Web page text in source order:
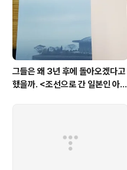
그들은 왜 3년 후에 돌아오겠다고
했을까. <조선으로 간 일본인 아내